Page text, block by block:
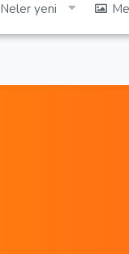
Neler yeni